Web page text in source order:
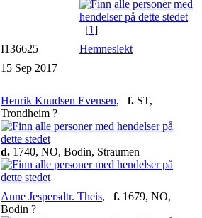
[1]
I136625 Hemneslekt
15 Sep 2017
Henrik Knudsen Evensen, f. ST,
Trondheim ?
d. 1740, NO, Bodin, Straumen
Anne Jespersdtr. Theis, f. 1679, NO,
Bodin ?